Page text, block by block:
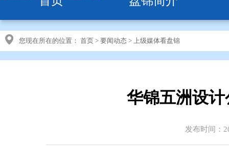
您现在所在的位置： 首页 > 要闻动态 > 上级媒体看盘锦
华锦五洲设
发布时间：